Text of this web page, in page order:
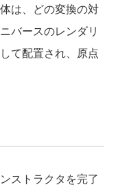
は、どの変換の対
バースのレンダリ
て配置され、原点
ストラクタを完了